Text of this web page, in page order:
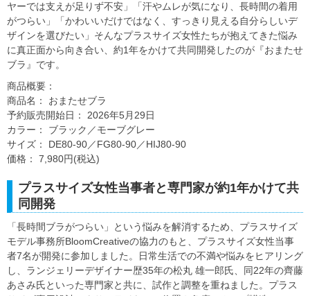
ヤーでは支えが足りず不安」「汗やムレが気になり、長時間の着用
がつらい」「かわいいだけではなく、すっきり見える自分らしいデ
ザインを選びたい」そんなプラスサイズ女性たちが抱えてきた悩み
に真正面から向き合い、約1年をかけて共同開発したのが『おまたせ
ブラ』です。
商品概要：
商品名： おまたせブラ
予約販売開始日： 2026年5月29日
カラー： ブラック／モーブグレー
サイズ： DE80-90／FG80-90／HIJ80-90
価格： 7,980円(税込)
プラスサイズ女性当事者と専門家が約1年かけて共
同開発
「長時間ブラがつらい」という悩みを解消するため、プラスサイズ
モデル事務所BloomCreativeの協力のもと、プラスサイズ女性当事
者7名が開発に参加しました。日常生活での不満や悩みをヒアリング
し、ランジェリーデザイナー歴35年の松丸 雄一郎氏、同22年の齊藤
あさみ氏といった専門家と共に、試作と調整を重ねました。プラス